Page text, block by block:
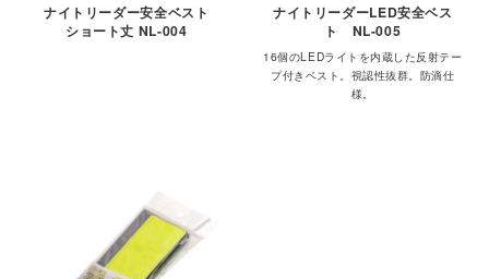
ナイトリーダー安全ベスト
ショート丈 NL-004
ナイトリーダーLED安全ベス
ト NL-005
16個のLEDライトを内蔵した反射テー
プ付きベスト。視認性抜群。防滴仕
様。